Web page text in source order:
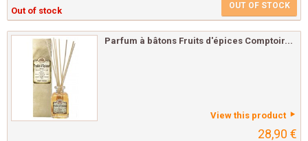
Out of stock OUT OF STOCK
Parfum à bâtons Fruits d'épices Comptoir...
View this product
28,90 €